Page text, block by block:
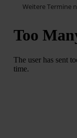
Weitere Termine